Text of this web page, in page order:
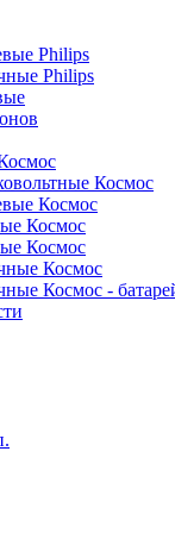
Philips
Philips
Космос
Космос
Космос
Космос
Космос
Космос -